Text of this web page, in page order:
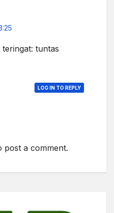
tuntas
LOG IN TO REPLY
post a comment.